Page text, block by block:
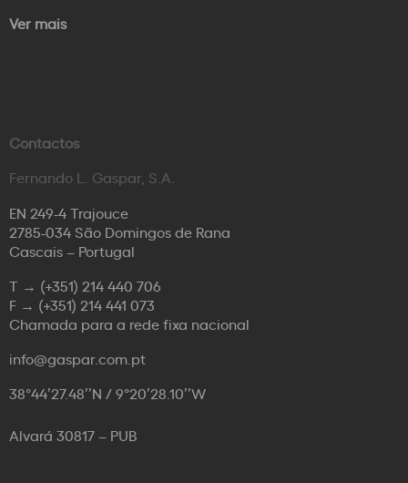
Ver mais
Contactos
Fernando L. Gaspar, S.A.
EN 249-4 Trajouce
2785-034 São Domingos de Rana
Cascais – Portugal
T → (+351) 214 440 706
F → (+351) 214 441 073
Chamada para a rede fixa nacional
info@gaspar.com.pt
38°44’27.48’’N / 9°20’28.10’’W
Alvará 30817 – PUB